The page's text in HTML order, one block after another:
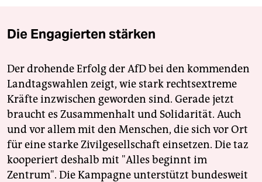
Die Engagierten stärken
Der drohende Erfolg der AfD bei den kommenden
Landtagswahlen zeigt, wie stark rechtsextreme
Kräfte inzwischen geworden sind. Gerade jetzt
braucht es Zusammenhalt und Solidarität. Auch
und vor allem mit den Menschen, die sich vor Ort
für eine starke Zivilgesellschaft einsetzen. Die taz
kooperiert deshalb mit "Alles beginnt im
Zentrum". Die Kampagne unterstützt bundesweit